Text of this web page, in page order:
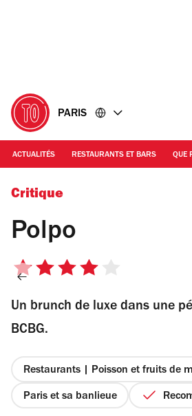
PARIS
ACTUALITÉS RESTAURANTS ET BARS QUE
© EP
Critique
Polpo
4
5
Un brunch de luxe dans une
BCBG.
Restaurants | Poisson et fruits de
Paris et sa banlieue